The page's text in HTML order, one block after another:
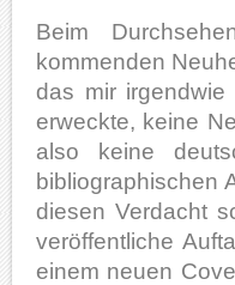
Beim
kommenden
das mir
erweckte, keine
also keine
bibliographischen
diesen Verdacht
veröffentliche
einem neuen